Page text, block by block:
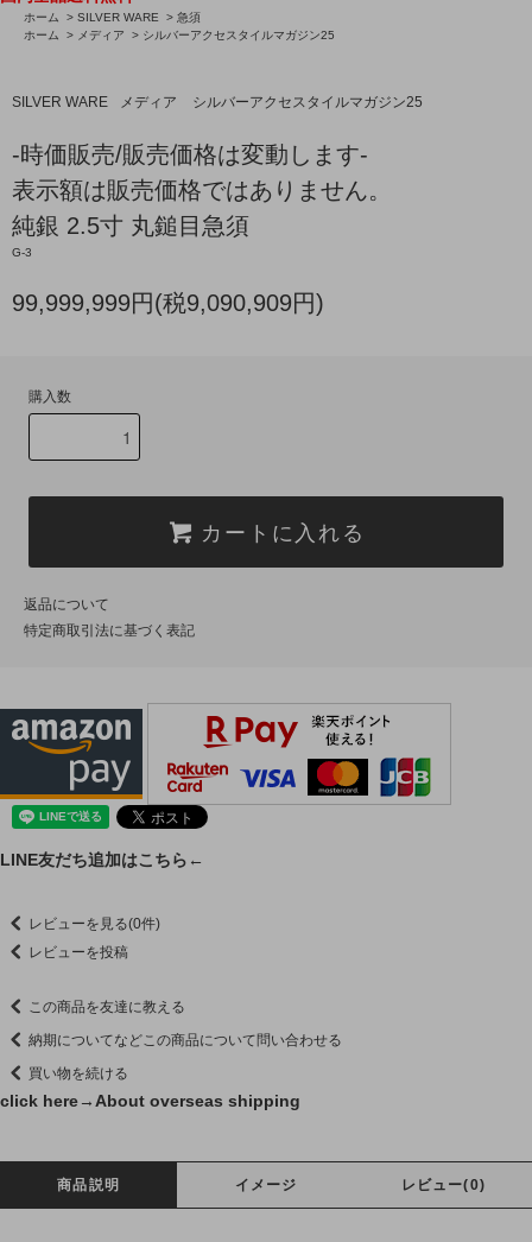
ホーム > SILVER WARE > 急須
ホーム
> メディア > シルバーアクセスタイルマガジン25
SILVER WARE メディア シルバーアクセスタイルマガジン25
-時価販売/販売価格は変動します-
表示額は販売価格ではありません。
純銀 2.5寸 丸鎚目急須
G-3
99,999,999円(税9,090,909円)
購入数
カートに入れる
返品について
特定商取引法に基づく表記
LINE友だち追加はこちら←
レビューを見る(0件)
レビューを投稿
この商品を友達に教える
納期についてなどこの商品について問い合わせる
買い物を続ける
click here→About overseas shipping
商品説明 イメージ レビュー(0)